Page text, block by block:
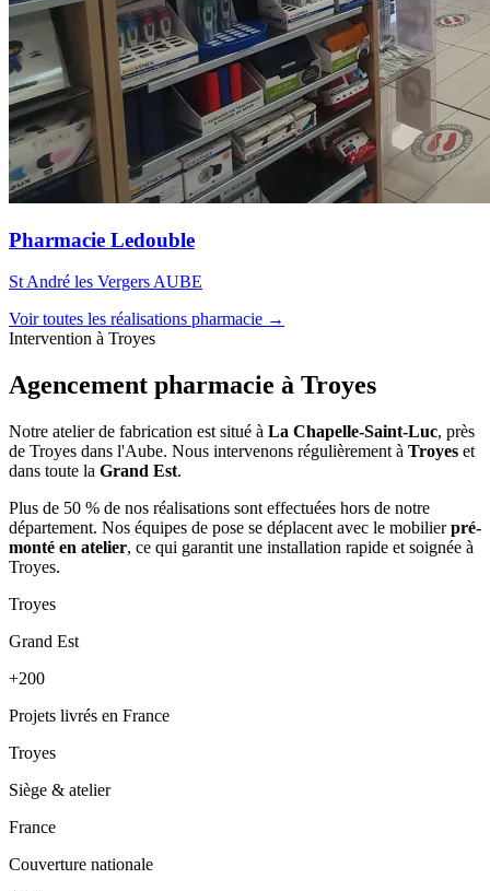
Pharmacie Ledouble
St André les Vergers AUBE
Voir toutes les réalisations pharmacie →
Intervention à Troyes
Agencement pharmacie à Troyes
Notre atelier de fabrication est situé à La Chapelle-Saint-Luc, près
de Troyes dans l'Aube. Nous intervenons régulièrement à Troyes et
dans toute la Grand Est.
Plus de 50 % de nos réalisations sont effectuées hors de notre
département. Nos équipes de pose se déplacent avec le mobilierpré-
monté en atelier, ce qui garantit une installation rapide et soignée à
Troyes.
Troyes
Grand Est
+200
Projets livrés en France
Troyes
Siège & atelier
France
Couverture nationale